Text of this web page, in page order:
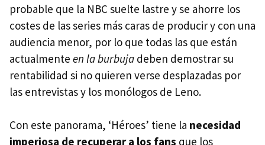
probable que la NBC suelte lastre y se ahorre los
costes de las series más caras de producir y con una
audiencia menor, por lo que todas las que están
actualmente en la burbuja deben demostrar su
rentabilidad si no quieren verse desplazadas por
las entrevistas y los monólogos de Leno.
Con este panorama, ‘Héroes’ tiene la necesidad
imperiosa de recuperar a los fans que los